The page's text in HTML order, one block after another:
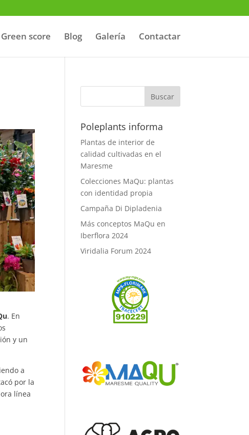
Green score Blog Galería Contactar
. En
y un
a
por la
línea
Poleplants informa
Plantas de interior de
calidad cultivadas en el
Maresme
Colecciones MaQu: plantas
con identidad propia
Campaña Di Dipladenia
Más conceptos MaQu en
Iberflora 2024
Viridalia Forum 2024